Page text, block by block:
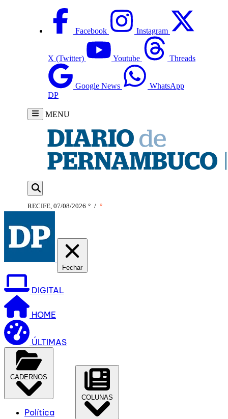
Facebook Instagram
X (Twitter) Youtube Threads
Google News
WhatsApp
DP
MENU
RECIFE, 07/08/2026 ° / °
Fechar
DIGITAL
HOME
ÚLTIMAS
CADERNOS
Política
COLUNAS